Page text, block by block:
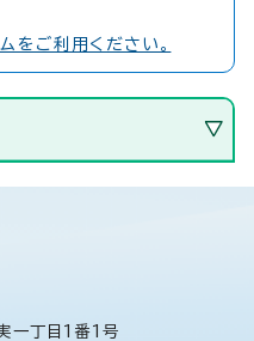
をご利用ください。
一丁目1番1号